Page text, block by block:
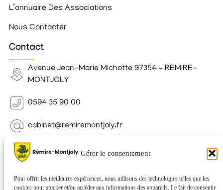
Gérer le consentement
Pour offrir les meilleures expériences, nous utilisons des technologies telles que les
cookies pour stocker et/ou accéder aux informations des appareils. Le fait de consentir
L’annuaire Des Associations
Nous Contacter
Contact
Avenue Jean-Marie Michotte 97354 – REMIRE-
MONTJOLY
0594 35 90 00
cabinet@remiremontjoly.fr
Newsletter
nouvelles de votre commune.